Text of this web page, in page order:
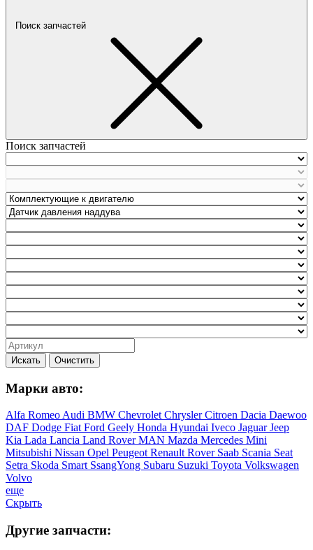
Поиск запчастей
Поиск запчастей
Искать Очистить
Марки авто:
Alfa Romeo Audi BMW Chevrolet ChryslerCitroen Dacia Daewoo
DAF Dodge Fiat Ford Geely Honda Hyundai Iveco JaguarJeep
Kia Lada Lancia Land RoverMAN Mazda Mercedes Mini
Mitsubishi Nissan Opel Peugeot Renault Rover Saab Scania Seat
Setra Skoda Smart SsangYong Subaru Suzuki Toyota Volkswagen
Volvo
еще
Скрыть
Другие запчасти: